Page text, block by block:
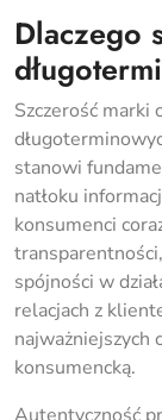
Dlaczego
Szczerość
stanowi
natłoku
konsumenci
spójności w
relacjach z
najważniejszych
konsumencką.